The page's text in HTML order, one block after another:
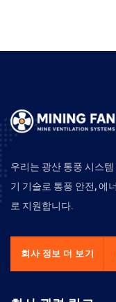
우리는 광산 통풍 시스
기 기술로 통풍 안전, 에
로 지원합니다.
회사 정보 더 보기